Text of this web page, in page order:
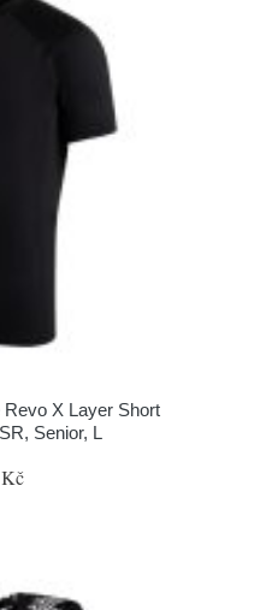
X Layer Short
Senior, L